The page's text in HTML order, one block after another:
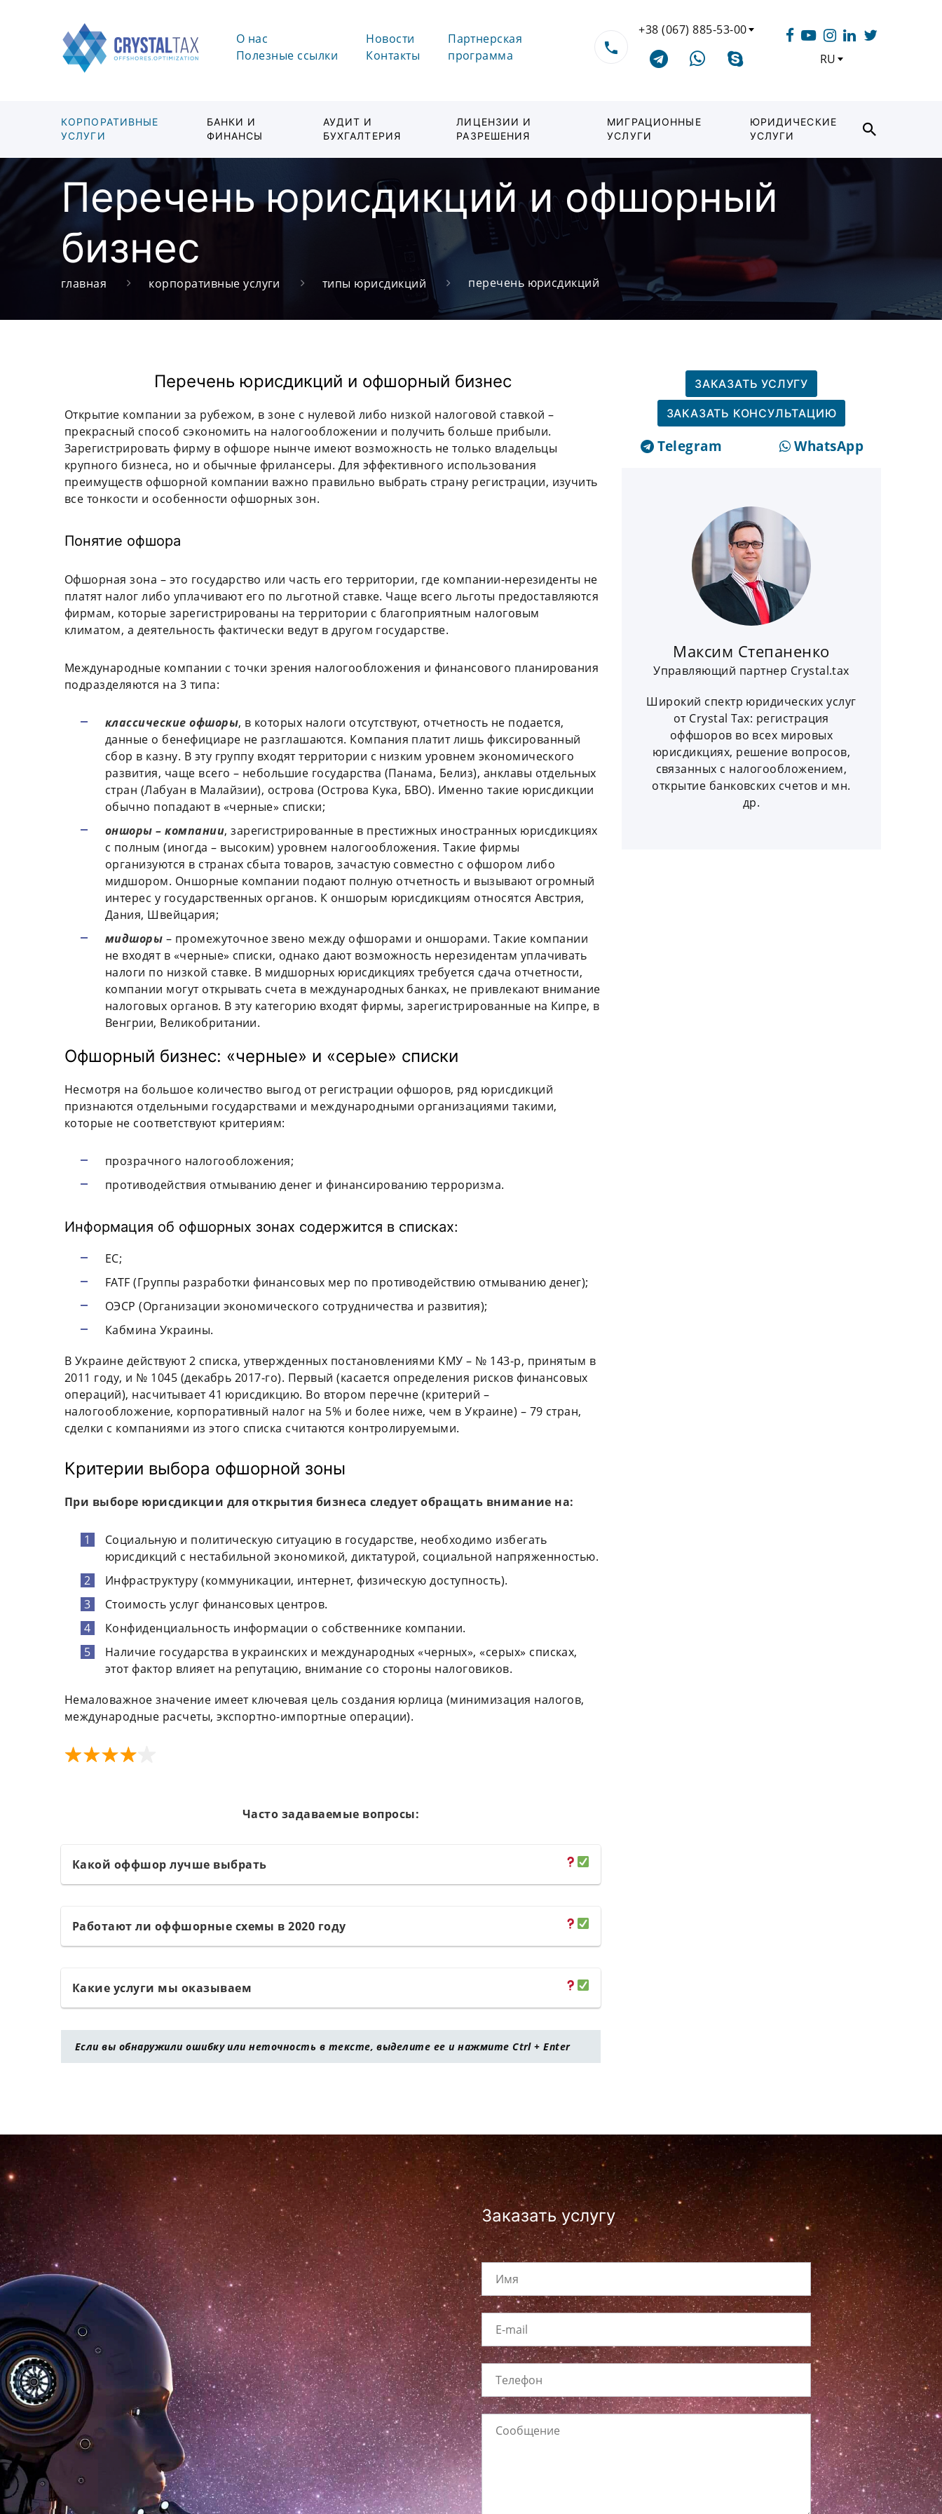
О нас
Полезные ссылки
Новости
Контакты
Партнерская
программа
+38 (067) 885-53-00
RU
КОРПОРАТИВНЫЕ
УСЛУГИ
БАНКИ И
ФИНАНСЫ
АУДИТ И
БУХГАЛТЕРИЯ
ЛИЦЕНЗИИ И
РАЗРЕШЕНИЯ
МИГРАЦИОННЫЕ
УСЛУГИ
ЮРИДИЧЕСКИЕ
УСЛУГИ
Перечень юрисдикций и офшорный
бизнес
главная корпоративные услуги типы юрисдикций перечень юрисдикций
Перечень юрисдикций и офшорный бизнес
Открытие компании за рубежом, в зоне с нулевой либо низкой налоговой ставкой –
прекрасный способ сэкономить на налогообложении и получить больше прибыли.
Зарегистрировать фирму в офшоре нынче имеют возможность не только владельцы
крупного бизнеса, но и обычные фрилансеры. Для эффективного использования
преимуществ офшорной компании важно правильно выбрать страну регистрации, изучить
все тонкости и особенности офшорных зон.
Понятие офшора
Офшорная зона – это государство или часть его территории, где компании-нерезиденты не
платят налог либо уплачивают его по льготной ставке. Чаще всего льготы предоставляются
фирмам, которые зарегистрированы на территории с благоприятным налоговым
климатом, а деятельность фактически ведут в другом государстве.
Международные компании с точки зрения налогообложения и финансового планирования
подразделяются на 3 типа:
классические офшоры, в которых налоги отсутствуют, отчетность не подается,
данные о бенефициаре не разглашаются. Компания платит лишь фиксированный
сбор в казну. В эту группу входят территории с низким уровнем экономического
развития, чаще всего – небольшие государства (Панама, Белиз), анклавы отдельных
стран (Лабуан в Малайзии), острова (Острова Кука, БВО). Именно такие юрисдикции
обычно попадают в «черные» списки;
оншоры – компании, зарегистрированные в престижных иностранных юрисдикциях
с полным (иногда – высоким) уровнем налогообложения. Такие фирмы
организуются в странах сбыта товаров, зачастую совместно с офшором либо
мидшором. Оншорные компании подают полную отчетность и вызывают огромный
интерес у государственных органов. К оншорым юрисдикциям относятся Австрия,
Дания, Швейцария;
мидшоры – промежуточное звено между офшорами и оншорами. Такие компании
не входят в «черные» списки, однако дают возможность нерезидентам уплачивать
налоги по низкой ставке. В мидшорных юрисдикциях требуется сдача отчетности,
компании могут открывать счета в международных банках, не привлекают внимание
налоговых органов. В эту категорию входят фирмы, зарегистрированные на Кипре, в
Венгрии, Великобритании.
Офшорный бизнес: «черные» и «серые» списки
Несмотря на большое количество выгод от регистрации офшоров, ряд юрисдикций
признаются отдельными государствами и международными организациями такими,
которые не соответствуют критериям:
прозрачного налогообложения;
противодействия отмыванию денег и финансированию терроризма.
Информация об офшорных зонах содержится в списках:
ЕС;
FATF (Группы разработки финансовых мер по противодействию отмыванию денег);
ОЭСР (Организации экономического сотрудничества и развития);
Кабмина Украины.
В Украине действуют 2 списка, утвержденных постановлениями КМУ – № 143-р, принятым в
2011 году, и № 1045 (декабрь 2017-го). Первый (касается определения рисков финансовых
операций), насчитывает 41 юрисдикцию. Во втором перечне (критерий –
налогообложение, корпоративный налог на 5% и более ниже, чем в Украине) – 79 стран,
сделки с компаниями из этого списка считаются контролируемыми.
Критерии выбора офшорной зоны
При выборе юрисдикции для открытия бизнеса следует обращать внимание на:
Социальную и политическую ситуацию в государстве, необходимо избегать
юрисдикций с нестабильной экономикой, диктатурой, социальной напряженностью.
Инфраструктуру (коммуникации, интернет, физическую доступность).
Стоимость услуг финансовых центров.
Конфиденциальность информации о собственнике компании.
Наличие государства в украинских и международных «черных», «серых» списках,
этот фактор влияет на репутацию, внимание со стороны налоговиков.
Немаловажное значение имеет ключевая цель создания юрлица (минимизация налогов,
международные расчеты, экспортно-импортные операции).
Часто задаваемые вопросы:
Какой оффшор лучше выбрать
Работают ли оффшорные схемы в 2020 году
Какие услуги мы оказываем
Если вы обнаружили ошибку или неточность в тексте, выделите ее и нажмите Ctrl + Enter
ЗАКАЗАТЬ УСЛУГУ
ЗАКАЗАТЬ КОНСУЛЬТАЦИЮ
Telegram WhatsApp
Максим Степаненко
Управляющий партнер Crystal.tax
Широкий спектр юридических услуг
от Crystal Tax: регистрация
оффшоров во всех мировых
юрисдикциях, решение вопросов,
связанных с налогообложением,
открытие банковских счетов и мн.
др.
Заказать услугу